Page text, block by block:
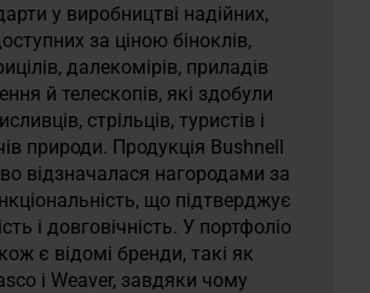
у виробництві надійних,
за ціною біноклів,
далекомірів, приладів
й телескопів, які здобули
стрільців, туристів і
природи. Продукція Bushnell
відзначалася нагородами за
що підтверджує
і довговічність. У портфоліо
є відомі бренди, такі як
і Weaver, завдяки чому